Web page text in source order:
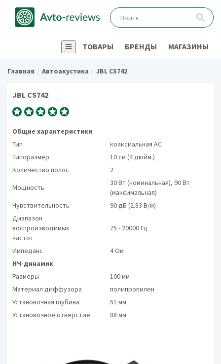
ТОВАРЫ БРЕНДЫ МАГАЗИНЫ
Главная Автоакустика JBL CS742
JBL CS742
Общие характеристики
Тип
коаксиальная АС
Типоразмер
10 см (4 дюйм.)
Количество полос
2
Мощность
30 Вт (номинальная), 90 Вт
(максимальная)
Чувствительность
90 дБ (2.83 В/м)
Диапазон
воспроизводимых
частот
75 - 20000 Гц
Импеданс
4 Ом
НЧ-динамик
Размеры
100 мм
Материал диффузора
полипропилен
Установочная глубина
51 мм
Установочное отверстие
88 мм